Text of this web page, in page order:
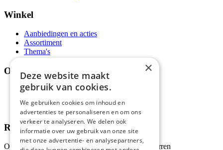
Winkel
Aanbiedingen en acties
Assortiment
Thema's
Over ons
Wie zijn wij?
Recepten
Tips
Recensies
Onze klanten waarderen ons met 4.9 van de 5 sterren
×
Deze website maakt
gebruik van cookies.
We gebruiken cookies om inhoud en
advertenties te personaliseren en om ons
verkeer te analyseren. We delen ook
informatie over uw gebruik van onze site
met onze advertentie- en analysepartners,